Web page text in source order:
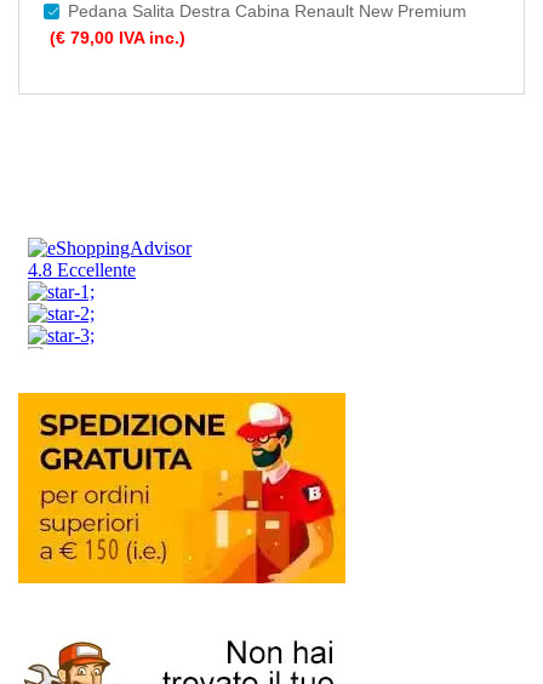
Pedana Salita Destra Cabina Renault New Premium
(€ 79,00 IVA inc.)